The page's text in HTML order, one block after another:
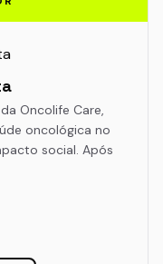
Oncolife Care,
oncológica no
social. Após